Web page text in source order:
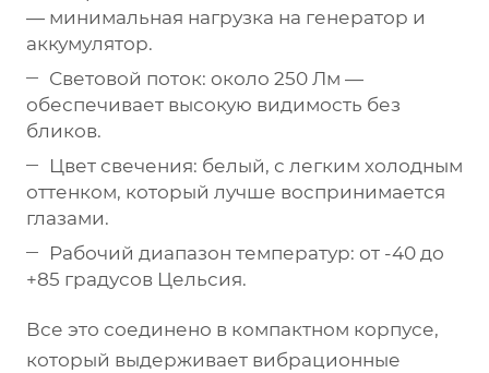
— минимальная нагрузка на генератор и
аккумулятор.
Световой поток: около 250 Лм —
обеспечивает высокую видимость без
бликов.
Цвет свечения: белый, с легким холодным
оттенком, который лучше воспринимается
глазами.
Рабочий диапазон температур: от -40 до
+85 градусов Цельсия.
Все это соединено в компактном корпусе,
который выдерживает вибрационные